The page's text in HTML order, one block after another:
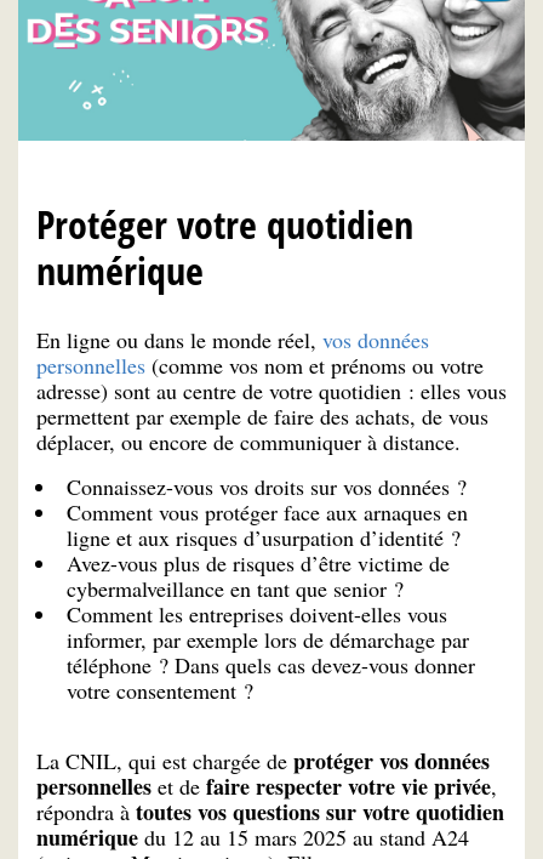
Protéger votre quotidien
numérique
En ligne ou dans le monde réel, vos données
personnelles (comme vos nom et prénoms ou votre
adresse) sont au centre de votre quotidien : elles vous
permettent par exemple de faire des achats, de vous
déplacer, ou encore de communiquer à distance.
Connaissez-vous vos droits sur vos données ?
Comment vous protéger face aux arnaques en
ligne et aux risques d’usurpation d’identité ?
Avez-vous plus de risques d’être victime de
cybermalveillance en tant que senior ?
Comment les entreprises doivent-elles vous
informer, par exemple lors de démarchage par
téléphone ? Dans quels cas devez-vous donner
votre consentement ?
La CNIL, qui est chargée de protéger vos données
personnelles et de faire respecter votre vie privée,
répondra à toutes vos questions sur votre quotidien
numérique du 12 au 15 mars 2025 au stand A24